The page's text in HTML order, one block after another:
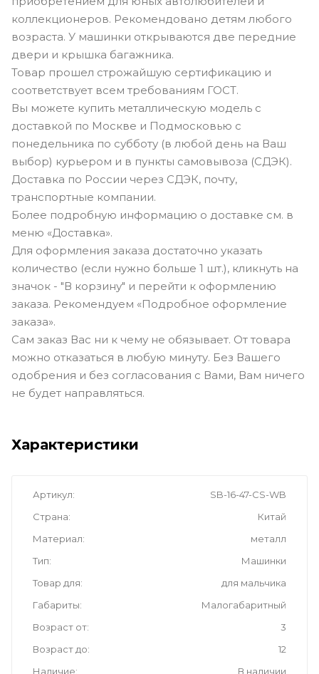
коллекционеров. Рекомендовано детям любого
возраста. У машинки открываются две передние
двери и крышка багажника.
Товар прошел строжайшую сертификацию и
соответствует всем требованиям ГОСТ.
Вы можете купить металлическую модель с
доставкой по Москве и Подмосковью с
понедельника по субботу (в любой день на Ваш
выбор) курьером и в пункты самовывоза (СДЭК).
Доставка по России через СДЭК, почту,
транспортные компании.
Более подробную информацию о доставке см. в
меню «Доставка».
Для оформления заказа достаточно указать
количество (если нужно больше 1 шт.), кликнуть на
значок - "В корзину" и перейти к оформлению
заказа. Рекомендуем «Подробное оформление
заказа».
Сам заказ Вас ни к чему не обязывает. От товара
можно отказаться в любую минуту. Без Вашего
одобрения и без согласования с Вами, Вам ничего
не будет направляться.
Характеристики
Артикул
SB-16-47-CS-WB
Страна
Китай
Материал
металл
Тип
Машинки
Товар для
для мальчика
Габариты
Малогабаритный
Возраст от
3
Возраст до
12
Наличие
В наличии